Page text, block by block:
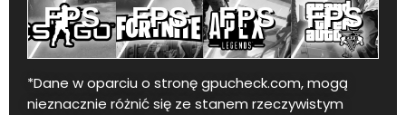
FPS
FPS
FPS
FPS
*Dane w oparciu o stronę gpucheck.com, mogą
nieznacznie różnić się ze stanem rzeczywistym